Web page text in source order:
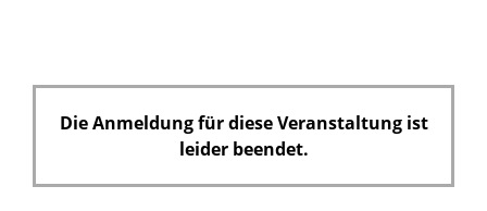
Die Anmeldung für diese Veranstaltung ist
leider beendet.